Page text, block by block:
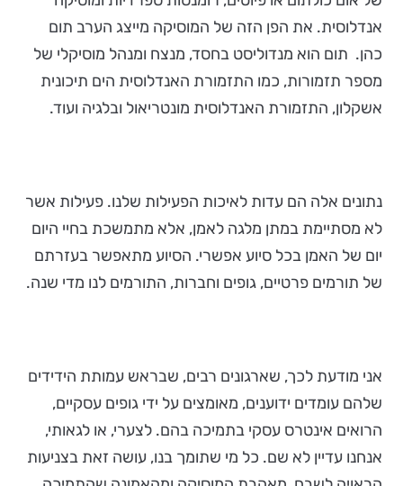
אנדלוסית. את הפן הזה של המוסיקה מייצג הערב תום
כהן. תום הוא מנדוליסט בחסד, מנצח ומנהל מוסיקלי של
מספר תזמורות, כמו התזמורת האנדלוסית הים תיכונית
אשקלון, התזמורת האנדלוסית מונטריאול ובלגיה ועוד.
נתונים אלה הם עדות לאיכות הפעילות שלנו. פעילות אשר
לא מסתיימת במתן מלגה לאמן, אלא מתמשכת בחיי היום
יום של האמן בכל סיוע אפשרי. הסיוע מתאפשר בעזרתם
של תורמים פרטיים, גופים וחברות, התורמים לנו מדי שנה.
אני מודעת לכך, שארגונים רבים, שבראש עמותת הידידים
שלהם עומדים ידוענים, מאומצים על ידי גופים עסקיים,
הרואים אינטרס עסקי בתמיכה בהם. לצערי, או לגאותי,
אנחנו עדיין לא שם. כל מי שתומך בנו, עושה זאת בצניעות